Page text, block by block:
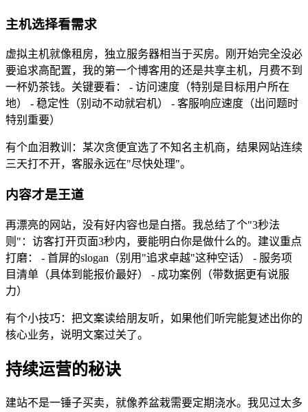
主机选择看需求
虚拟主机就像租房，独立服务器相当于买房。刚开始完全没必
要追求高配置，我的第一个博客用的还是共享主机，月费不到
一杯奶茶钱。关键要看： - 访问速度（特别是目标用户所在
地） - 稳定性（别动不动就宕机） - 客服响应速度（出问题时
特别重要）
有个血泪教训：某次贪便宜选了不知名主机商，结果网站连续
三天打不开，客服永远在"尽快处理"。
内容才是王道
再漂亮的网站，没有好内容也是白搭。我总结了个"3秒法
则"：访客打开页面3秒内，要能明白你是做什么的。建议重点
打磨： - 首屏的slogan（别用"追求卓越"这种空话） - 服务项
目清单（具体到能报价最好） - 成功案例（带数据更有说服
力）
有个小技巧：把文案读给朋友听，如果他们听完能复述出你的
核心业务，说明文案过关了。
持续运营的秘诀
建站不是一锤子买卖，就像养盆栽需要定期浇水。我见过太多